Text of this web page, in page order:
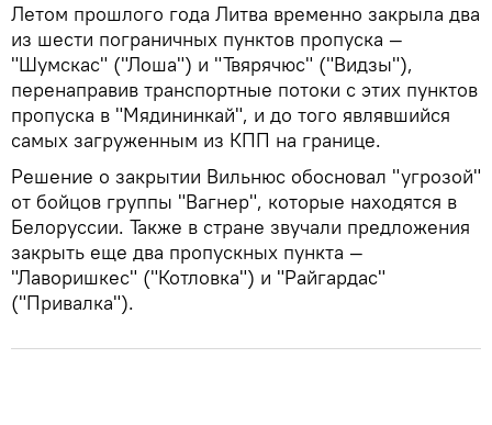
Летом прошлого года Литва временно закрыла два
из шести пограничных пунктов пропуска —
"Шумскас" ("Лоша") и "Твярячюс" ("Видзы"),
перенаправив транспортные потоки с этих пунктов
пропуска в "Мядининкай", и до того являвшийся
самых загруженным из КПП на границе.
Решение о закрытии Вильнюс обосновал "угрозой"
от бойцов группы "Вагнер", которые находятся в
Белоруссии. Также в стране звучали предложения
закрыть еще два пропускных пункта —
"Лаворишкес" ("Котловка") и "Райгардас"
("Привалка").